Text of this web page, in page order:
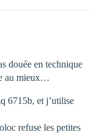
douée en technique
au mieux…
6715b, et j’utilise
refuse les petites